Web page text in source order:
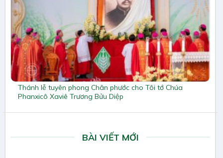
Thánh lễ tuyên phong Chân phước cho Tôi tớ Chúa
Phanxicô Xaviê Trương Bửu Diệp
BÀI VIẾT MỚI